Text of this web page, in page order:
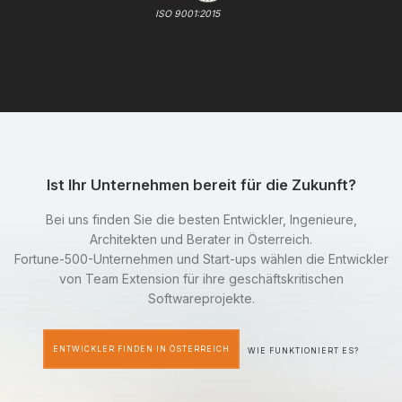
ISO 9001:2015
Ist Ihr Unternehmen bereit für die Zukunft?
Bei uns finden Sie die besten Entwickler, Ingenieure,
Architekten und Berater in Österreich.
Fortune-500-Unternehmen und Start-ups wählen die Entwickler
von Team Extension für ihre geschäftskritischen
Softwareprojekte.
ENTWICKLER FINDEN IN ÖSTERREICH WIE FUNKTIONIERT ES?